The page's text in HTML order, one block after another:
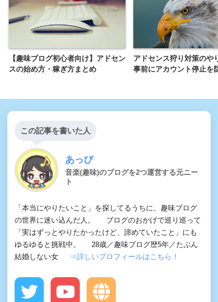
【趣味ブログ初心者向け】アドセン
スの始め方・稼ぎ方まとめ
アドセンス狩り対策のや
事前にアカウント停止を
この記事を書いた人
あっぴ
音楽(趣味)のブログを2つ運営する元ニー
ト
「本当にやりたいこと」を探してるうちに、趣味ブログ
の世界に迷い込んだ人。 ブログのおかげで巡り巡って
「実はずっとやりたかったけど、諦めていたこと」にも
ゆるゆると挑戦中。 28歳／趣味ブログ歴5年／たぶん
結婚しない女
⇒詳しいプロフィールはこちら！